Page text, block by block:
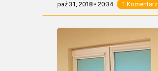
paź 31, 2018 • 20:34 1 Komentarz